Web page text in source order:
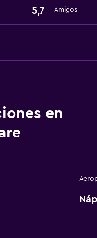
5,7 Amigos
en